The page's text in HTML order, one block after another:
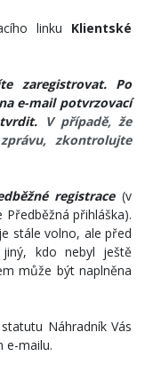
linku Klientské
zaregistrovat. Po
e-mail potvrzovací
V případě, že
zkontrolujte
registrace(v
přihláška).
stále volno, ale před
kdo nebyl ještě
může být naplněna
Náhradník Vás
e-mailu.